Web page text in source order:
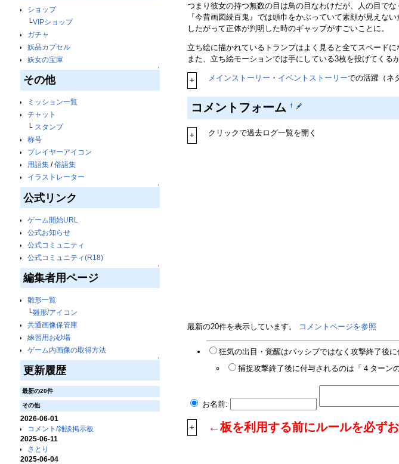
ショップ
└VIPショップ
ガチャ
妖品カプセル
妖女の宝庫
↑
その他
ミッション一覧
チャット
└ スタンプ
称号
プレイヤーアイコン
用語集/俗語集
イラストレーター
↑
公式リンク
ゲーム開始URL
公式お知らせ
公式コミュニティ
公式コミュニティ(R18)
↑
編集者用ページ
雛形一覧
└雛形/アイコン
共通画像保管庫
練習用お砂場
ゲーム内画像の取得方法
↑
更新履歴
最新の20件
その他
2026-06-01
コメント/雑談掲示板
2025-06-11
さとり
2025-06-04
つまり彼女の持つ無数の目は鳥の目なわけだが、人の目でな
『今昔画図続百鬼』では頭巾をかぶっていて素顔が見えな
したがって正体が判明した時のギャップがすごいことに。
立ち絵に描かれているトランプはよく見ると全てスペードに
また、立ち絵モーションでは手にしている3枚を投げてくる
+ メインストーリー ・ イベントストーリーでの活躍（ネ
コメントフォーム †
+ クリックで過去ログ一覧を開く
最新の20件を表示しています。 コメントページを参照
狂気の出目・覚醒はパッシブではなく攻撃終了後
捕捉攻撃終了後に付与されるのは「４ターン
お名前:
+ ←板を利用する前にルールを必ずお